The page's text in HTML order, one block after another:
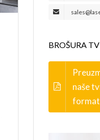
BROŠURA
naše